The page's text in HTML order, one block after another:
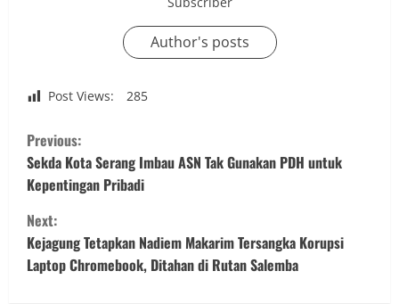
Author's posts
Post Views: 285
C
o
n
t
i
Previous:
Sekda Kota Serang Imbau ASN Tak Gunakan PDH untuk
Kepentingan Pribadi
Next:
Kejagung Tetapkan Nadiem Makarim Tersangka Korupsi
Laptop Chromebook, Ditahan di Rutan Salemba